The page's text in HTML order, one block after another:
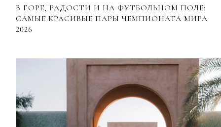
В ГОРЕ, РАДОСТИ И НА ФУТБОЛЬНОМ ПОЛЕ:
САМЫЕ КРАСИВЫЕ ПАРЫ ЧЕМПИОНАТА МИРА
2026